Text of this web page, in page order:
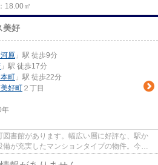
18.00㎡
美好
原 」駅 徒歩9分
」駅 徒歩17分
町 」駅 徒歩22分
美好町 ２丁目
年
書館があります。幅広い層に好評な、駅か
が充実したマンションタイプの物件。今か